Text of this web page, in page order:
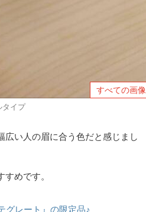
すべての画像
タイプ
い人の眉に合う色だと感じまし
めです。
グレート』の限定品♪